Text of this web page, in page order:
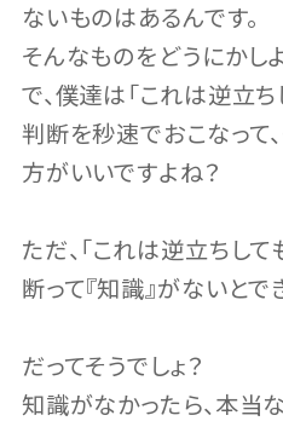
ないものはあるんです。
そんなものをどうにかし
で、僕達は「これは逆立ち
判断を秒速でおこなって
方がいいですよね？
ただ、「これは逆立ちして
断って『知識』がないとで
だってそうでしょ？
知識がなかったら、本当な